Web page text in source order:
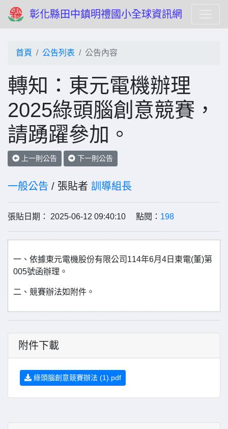
彰化縣田中鎮明禮國小全球資訊網
首頁 公告列表 公告內容
轉知：東元電機辦理
2025綠頭腦創意競賽，
請踴躍參加。
上一則公告 下一則公告
一般公告 / 張貼者 訓導組長
張貼日期： 2025-06-12 09:40:10 點閱： 198
一、依據東元電機股份有限公司114年6月4日東電(董)第
005號函辦理。
二、競賽辦法如附件。
附件下載
綠頭腦創意競賽辦法 (1).pdf